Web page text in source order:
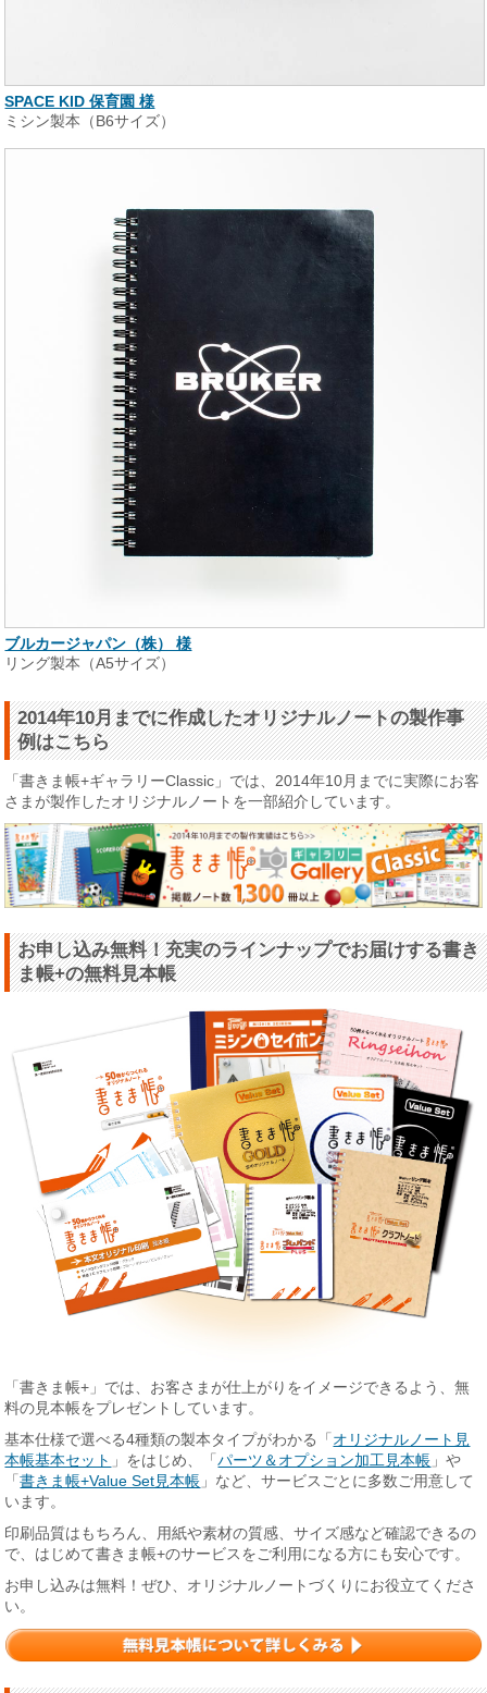
SPACE KID 保育園 様
ミシン製本（B6サイズ）
ブルカージャパン（株） 様
リング製本（A5サイズ）
2014年10月までに作成したオリジナルノートの製作事
例はこちら
「書きま帳+ギャラリーClassic」では、2014年10月までに実際にお客
さまが製作したオリジナルノートを一部紹介しています。
お申し込み無料！充実のラインナップでお届けする書き
ま帳+の無料見本帳
「書きま帳+」では、お客さまが仕上がりをイメージできるよう、無
料の見本帳をプレゼントしています。
基本仕様で選べる4種類の製本タイプがわかる「 オリジナルノート見
本帳基本セット 」をはじめ、「パーツ＆オプション加工見本帳 」や
「書きま帳+Value Set見本帳 」など、サービスごとに多数ご用意して
います。
印刷品質はもちろん、用紙や素材の質感、サイズ感など確認できるの
で、はじめて書きま帳+のサービスをご利用になる方にも安心です。
お申し込みは無料！ぜひ、オリジナルノートづくりにお役立てくださ
い。